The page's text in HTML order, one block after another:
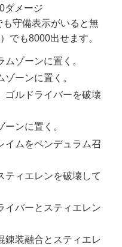
ダメージ
守備表示がいると無
でも8000出せます。
ゾーンに置く。
ーンに置く。
ゴルドライバーを破壊
ンに置く。
イムをペンデュラム召
ティエレンを破壊して
イバーとスティエレン
錬装融合とスティエレ